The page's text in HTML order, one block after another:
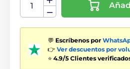
💬 Escríbenos por
👉 Ver descuentos por
⭐ 4.9/5 Clientes